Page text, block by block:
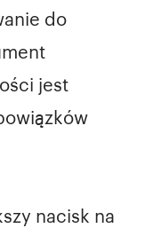
do
jest
nacisk na